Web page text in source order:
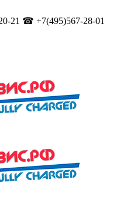
21 ☎ +7(495)567-28-01